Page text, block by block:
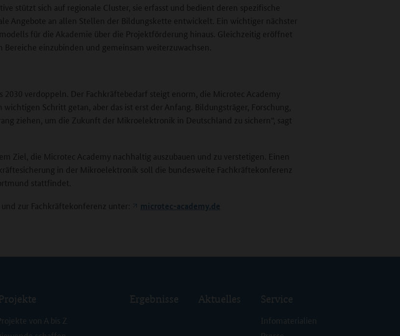
stützt sich auf regionale Cluster, sie erfasst und bedient deren spezifische
Angebote an allen Stellen der Bildungskette entwickelt. Ein wichtiger nächster
für die Akademie über die Projektförderung hinaus. Gleichzeitig eröffnet
einzubinden und gemeinsam weiterzuwachsen.
verdoppeln. Der Fachkräftebedarf steigt enorm, die Microtec Academy
Schritt getan, aber das ist erst der Anfang. Bildungsträger, Forschung,
ziehen, um die Zukunft der Mikroelektronik in Deutschland zu sichern“, sagt
Ziel, die Microtec Academy nachhaltig auszubauen und zu verstetigen. Einen
in der Mikroelektronik soll die bundesweite Fachkräftekonferenz
stattfindet.
zur Fachkräftekonferenz unter:
microtec-academy.de
von A bis Z
Ergebnisse Aktuelles Service
Infomaterialien